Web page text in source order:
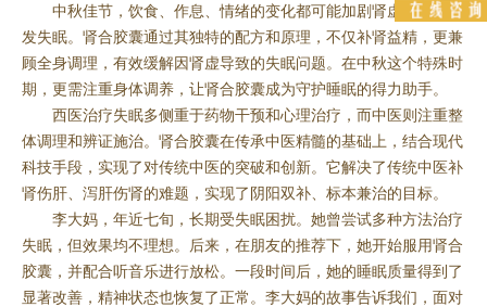
中秋佳节，饮食、作息、情绪的变化都可能加剧肾虚，进而引
发失眠。肾合胶囊通过其独特的配方和原理，不仅补肾益精，更兼
顾全身调理，有效缓解因肾虚导致的失眠问题。在中秋这个特殊时
期，更需注重身体调养，让肾合胶囊成为守护睡眠的得力助手。
西医治疗失眠多侧重于药物干预和心理治疗，而中医则注重整
体调理和辨证施治。肾合胶囊在传承中医精髓的基础上，结合现代
科技手段，实现了对传统中医的突破和创新。它解决了传统中医补
肾伤肝、泻肝伤肾的难题，实现了阴阳双补、标本兼治的目标。
李大妈，年近七旬，长期受失眠困扰。她曾尝试多种方法治疗
失眠，但效果均不理想。后来，在朋友的推荐下，她开始服用肾合
胶囊，并配合听音乐进行放松。一段时间后，她的睡眠质量得到了
显著改善，精神状态也恢复了正常。李大妈的故事告诉我们，面对